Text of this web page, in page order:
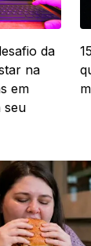
da
na
em
seu